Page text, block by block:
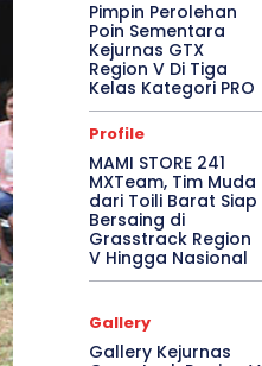
Pimpin Perolehan
Poin Sementara
Kejurnas GTX
Region V Di Tiga
Kelas Kategori PRO
Profile
MAMI STORE 241
MXTeam, Tim Muda
dari Toili Barat Siap
Bersaing di
Grasstrack Region
V Hingga Nasional
Gallery
Gallery Kejurnas